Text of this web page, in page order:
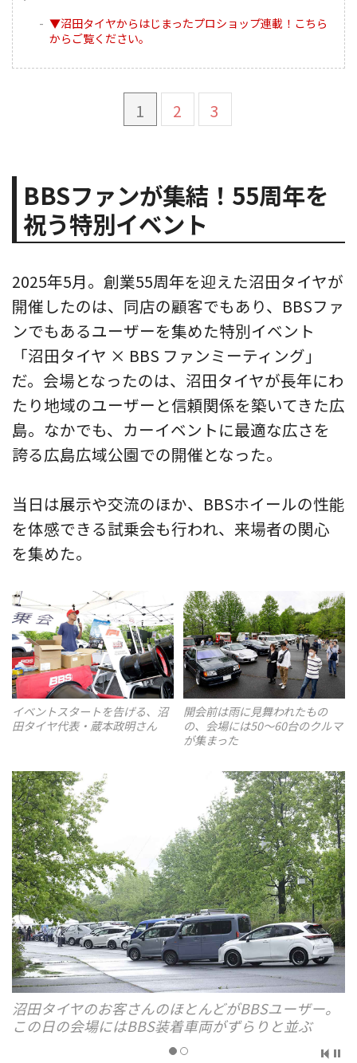
▼沼田タイヤからはじまったプロショップ連載！こちら
からご覧ください。
1 2 3
BBSファンが集結！55周年を
祝う特別イベント
2025年5月。創業55周年を迎えた沼田タイヤが
開催したのは、同店の顧客でもあり、BBSファ
ンでもあるユーザーを集めた特別イベント
「沼田タイヤ × BBS ファンミーティング」
だ。会場となったのは、沼田タイヤが長年にわ
たり地域のユーザーと信頼関係を築いてきた広
島。なかでも、カーイベントに最適な広さを
誇る広島広域公園での開催となった。
当日は展示や交流のほか、BBSホイールの性能
を体感できる試乗会も行われ、来場者の関心
を集めた。
開会前は雨に見舞われたもの
の、会場には50～60台のクルマ
が集まった
イベントスタートを告げる、沼
田タイヤ代表・蔵本政明さん
沼田タイヤのお客さんのほとんどがBBSユーザー。
この日の会場にはBBS装着車両がずらりと並ぶ